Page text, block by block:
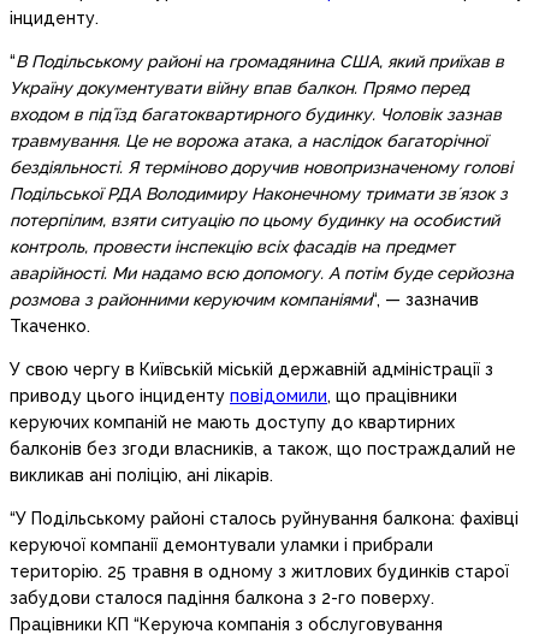
інциденту.
“В Подільському районі на громадянина США, який приїхав в
Україну документувати війну впав балкон. Прямо перед
входом в підʼїзд багатоквартирного будинку. Чоловік зазнав
травмування. Це не ворожа атака, а наслідок багаторічної
бездіяльності. Я терміново доручив новопризначеному голові
Подільської РДА Володимиру Наконечному тримати звʼязок з
потерпілим, взяти ситуацію по цьому будинку на особистий
контроль, провести інспекцію всіх фасадів на предмет
аварійності. Ми надамо всю допомогу. А потім буде серйозна
розмова з районними керуючим компаніями“, — зазначив
Ткаченко.
У свою чергу в Київській міській державній адміністрації з
приводу цього інциденту повідомили, що працівники
керуючих компаній не мають доступу до квартирних
балконів без згоди власників, а також, що постраждалий не
викликав ані поліцію, ані лікарів.
“У Подільському районі сталось руйнування балкона: фахівці
керуючої компанії демонтували уламки і прибрали
територію. 25 травня в одному з житлових будинків старої
забудови сталося падіння балкона з 2-го поверху.
Працівники КП “Керуюча компанія з обслуговування